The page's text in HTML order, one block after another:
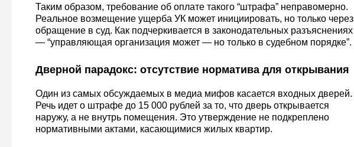
Таким образом, требование об оплате такого “штрафа” неправомерно.
Реальное возмещение ущерба УК может инициировать, но только через
обращение в суд. Как подчеркивается в законодательных разъяснениях
— “управляющая организация может — но только в судебном порядке”.
Дверной парадокс: отсутствие норматива для открывания
Один из самых обсуждаемых в медиа мифов касается входных дверей.
Речь идет о штрафе до 15 000 рублей за то, что дверь открывается
наружу, а не внутрь помещения. Это утверждение не подкреплено
нормативными актами, касающимися жилых квартир.